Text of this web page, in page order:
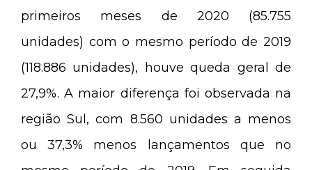
primeiros meses de 2020 (85.755
unidades) com o mesmo período de 2019
(118.886 unidades), houve queda geral de
27,9%. A maior diferença foi observada na
região Sul, com 8.560 unidades a menos
ou 37,3% menos lançamentos que no